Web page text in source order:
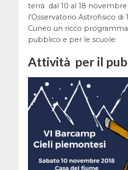
terrà dal 10 al 18 novembre
l’Osservatorio Astrofisico
Cuneo un ricco programma
pubblico e per le scuole:
Attività per il